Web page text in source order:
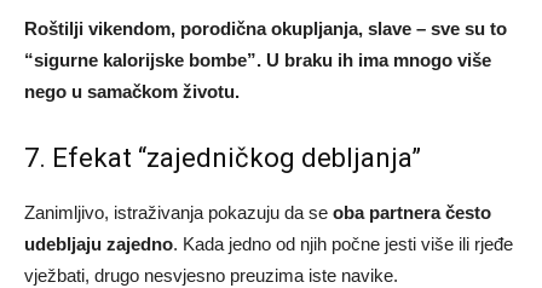
Roštilji vikendom, porodična okupljanja, slave – sve su to
“sigurne kalorijske bombe”. U braku ih ima mnogo više
nego u samačkom životu.
7. Efekat “zajedničkog debljanja”
Zanimljivo, istraživanja pokazuju da se oba partnera često
udebljaju zajedno. Kada jedno od njih počne jesti više ili rjeđe
vježbati, drugo nesvjesno preuzima iste navike.